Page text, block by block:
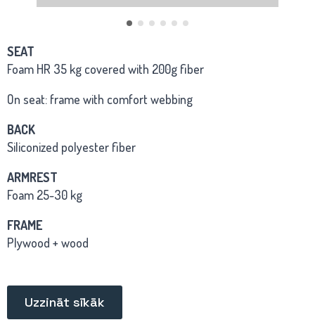
SEAT
Foam HR 35 kg covered with 200g fiber
On seat: frame with comfort webbing
BACK
Siliconized polyester fiber
ARMREST
Foam 25-30 kg
FRAME
Plywood + wood
Uzzināt sīkāk